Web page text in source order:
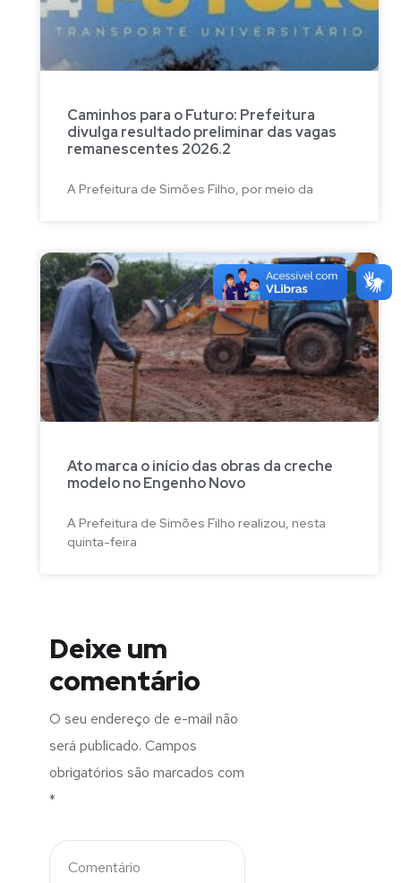
Caminhos para o Futuro: Prefeitura
divulga resultado preliminar das vagas
remanescentes 2026.2
A Prefeitura de Simões Filho, por meio da
NOTÍCIAS
Ato marca o início das obras da creche
modelo no Engenho Novo
A Prefeitura de Simões Filho realizou, nesta
quinta-feira
Deixe um
comentário
O seu endereço de e-mail não
será publicado. Campos
obrigatórios são marcados com
*